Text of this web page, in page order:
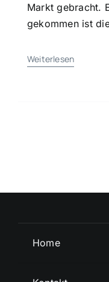
Markt gebracht.
gekommen ist
Weiterlesen
Home